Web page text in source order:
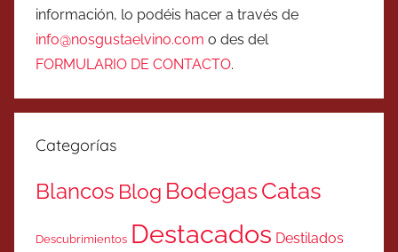
información, lo podéis hacer a través de
info@nosgustaelvino.com o des del
FORMULARIO DE CONTACTO.
Categorías
Blancos Blog BodegasCatas
Descubrimientos Destacados Destilados